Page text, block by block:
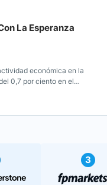
La Esperanza
económica en la
0,7 por ciento en el
igualmente brutal.
3